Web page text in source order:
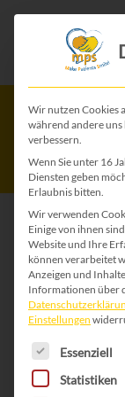
27.
– Hotel
am
Mit der
Wir nutzen Cookies
während andere
verbessern.
Wenn Sie unter 16
Diensten geben
Erlaubnis bitten.
Wir verwenden
Einige von ihnen
Website und Ihre
können verarbeitet
Anzeigen und
Informationen über
Einstellungen
Es folgtEssenziell
Statistiken